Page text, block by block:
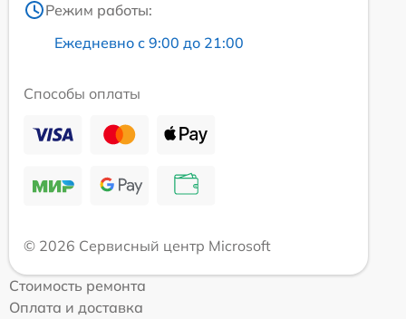
Режим работы:
Ежедневно с 9:00 до 21:00
Способы оплаты
© 2026 Сервисный центр Microsoft
Стоимость ремонта
Оплата и доставка